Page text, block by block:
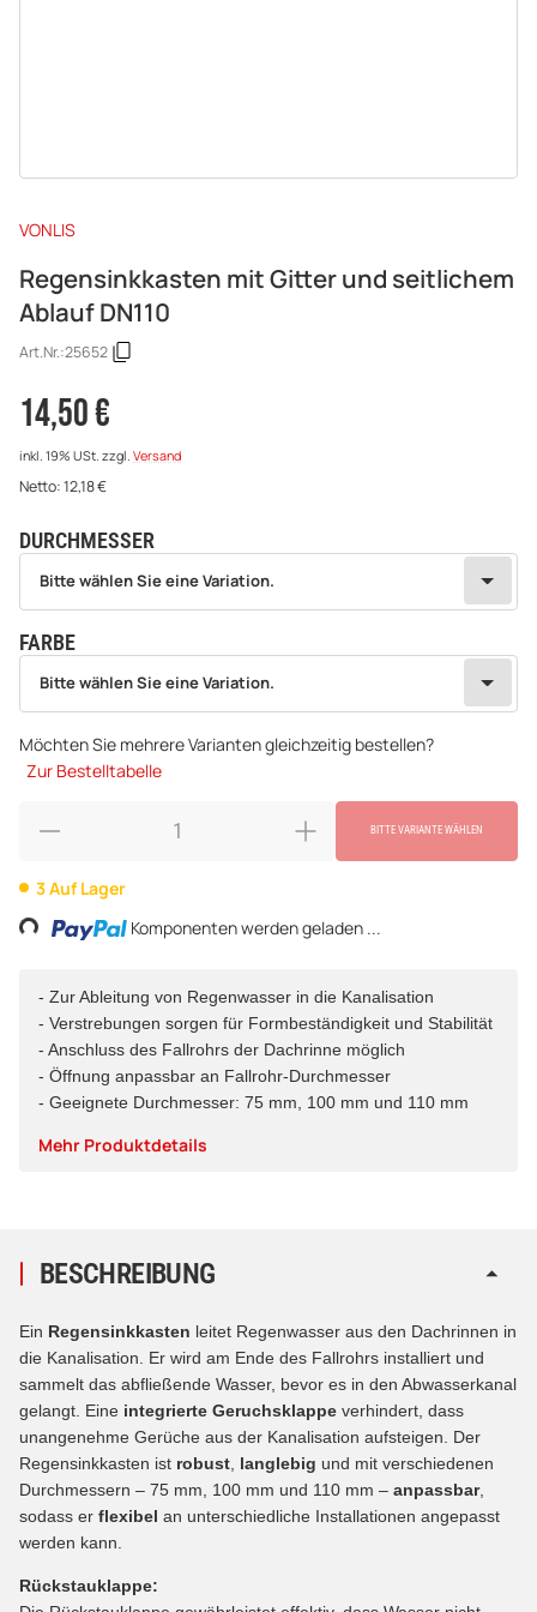
VONLIS
Regensinkkasten mit Gitter und seitlichem
Ablauf DN110
Art.Nr.:25652
14,50 €
inkl. 19% USt. zzgl. Versand
Netto:12,18€
DURCHMESSER
wählen
Bitte wählen Sie eine Variation.
FARBE
wählen
Bitte wählen Sie eine Variation.
Möchten Sie mehrere Varianten gleichzeitig bestellen?
Zur Bestelltabelle
BITTE VARIANTE WÄHLEN
3 Auf Lager
Komponenten werden geladen ...
- Zur Ableitung von Regenwasser in die Kanalisation
- Verstrebungen sorgen für Formbeständigkeit und Stabilität
- Anschluss des Fallrohrs der Dachrinne möglich
- Öffnung anpassbar an Fallrohr-Durchmesser
- Geeignete Durchmesser: 75 mm, 100 mm und 110 mm
Mehr Produktdetails
BESCHREIBUNG
Ein Regensinkkasten leitet Regenwasser aus den Dachrinnen in
die Kanalisation. Er wird am Ende des Fallrohrs installiert und
sammelt das abfließende Wasser, bevor es in den Abwasserkanal
gelangt. Eine integrierte Geruchsklappe verhindert, dass
unangenehme Gerüche aus der Kanalisation aufsteigen. Der
Regensinkkasten ist robust langlebig und mit verschiedenen
Durchmessern – 75 mm, 100 mm und 110 mm – anpassbar,
sodass er flexibel an unterschiedliche Installationen angepasst
werden kann.
Rückstauklappe: